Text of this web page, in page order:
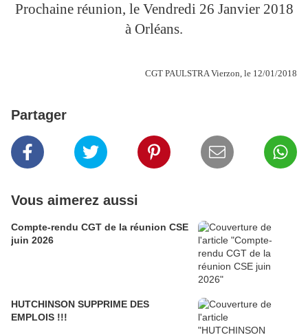
Prochaine réunion, le Vendredi 26 Janvier 2018
à Orléans.
CGT PAULSTRA Vierzon, le 12/01/2018
Partager
Vous aimerez aussi
Compte-rendu CGT de la réunion CSE
juin 2026
HUTCHINSON SUPPRIME DES
EMPLOIS !!!